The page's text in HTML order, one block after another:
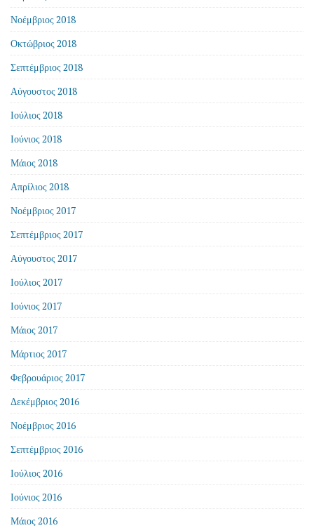
Νοέμβριος 2018
Οκτώβριος 2018
Σεπτέμβριος 2018
Αύγουστος 2018
Ιούλιος 2018
Ιούνιος 2018
Μάιος 2018
Απρίλιος 2018
Νοέμβριος 2017
Σεπτέμβριος 2017
Αύγουστος 2017
Ιούλιος 2017
Ιούνιος 2017
Μάιος 2017
Μάρτιος 2017
Φεβρουάριος 2017
Δεκέμβριος 2016
Νοέμβριος 2016
Σεπτέμβριος 2016
Ιούλιος 2016
Ιούνιος 2016
Μάιος 2016